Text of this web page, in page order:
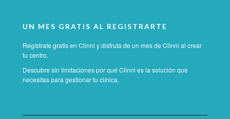
UN MES GRATIS AL REGISTRARTE
Regístrate gratis en Clinni y disfruta de un mes de Clinni al crear
tu centro.
Descubre sin limitaciones por qué Clinni es la solución que
necesitas para gestionar tu clínica.